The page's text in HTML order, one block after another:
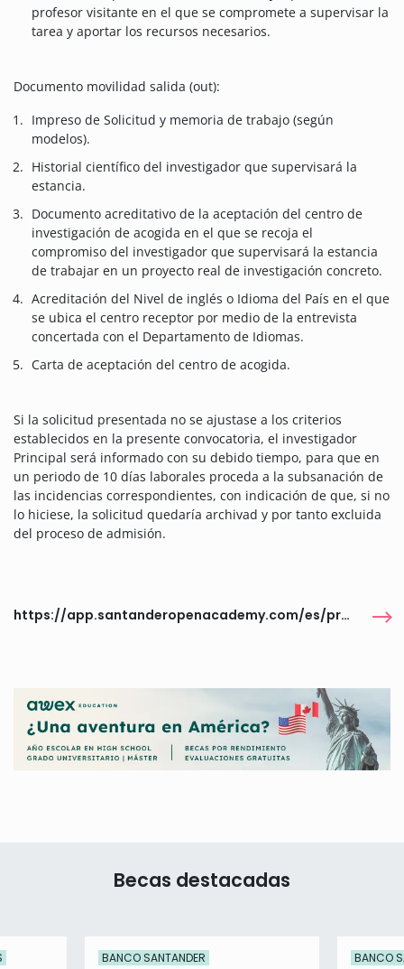
profesor visitante en el que se compromete a supervisar la
tarea y aportar los recursos necesarios.
Documento movilidad salida (out):
Impreso de Solicitud y memoria de trabajo (según
modelos).
Historial científico del investigador que supervisará la
estancia.
Documento acreditativo de la aceptación del centro de
investigación de acogida en el que se recoja el
compromiso del investigador que supervisará la estancia
de trabajar en un proyecto real de investigación concreto.
Acreditación del Nivel de inglés o Idioma del País en el que
se ubica el centro receptor por medio de la entrevista
concertada con el Departamento de Idiomas.
Carta de aceptación del centro de acogida.
Si la solicitud presentada no se ajustase a los criterios
establecidos en la presente convocatoria, el investigador
Principal será informado con su debido tiempo, para que en
un periodo de 10 días laborales proceda a la subsanación de
las incidencias correspondientes, con indicación de que, si no
lo hiciese, la solicitud quedaría archivad y por tanto excluida
del proceso de admisión.
https://app.santanderopenacademy.com/es/program/convocatoria-de-ayudas-a-la-movilidad-internacional-para-investigadores
Becas destacadas
BANCO SANTANDER BANCO